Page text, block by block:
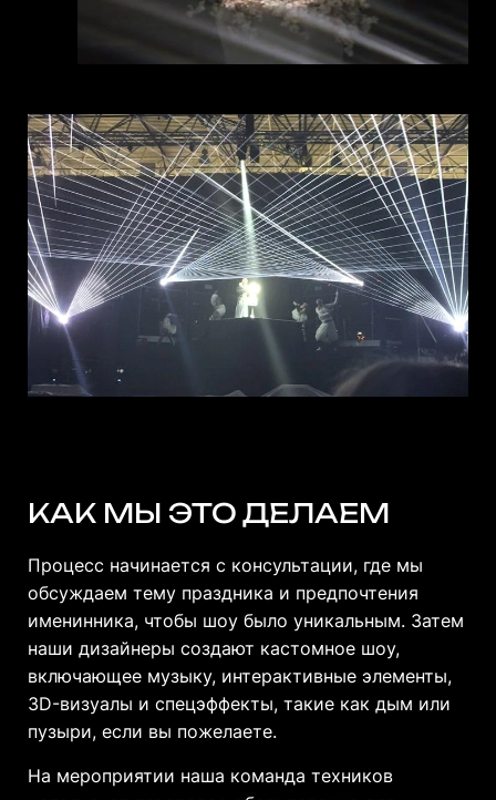
КАК МЫ ЭТО ДЕЛАЕМ
Процесс начинается с консультации, где мы
обсуждаем тему праздника и предпочтения
именинника, чтобы шоу было уникальным. Затем
наши дизайнеры создают кастомное шоу,
включающее музыку, интерактивные элементы,
3D-визуалы и спецэффекты, такие как дым или
пузыри, если вы пожелаете.
На мероприятии наша команда техников